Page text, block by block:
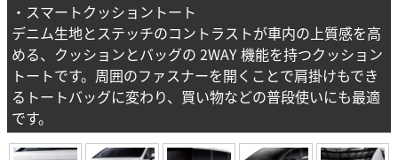
・スマートクッショントート
デニム生地とステッチのコントラストが車内の上質感を高
める、クッションとバッグの 2WAY 機能を持つクッション
トートです。周囲のファスナーを開くことで肩掛けもでき
るトートバッグに変わり、買い物などの普段使いにも最適
です。